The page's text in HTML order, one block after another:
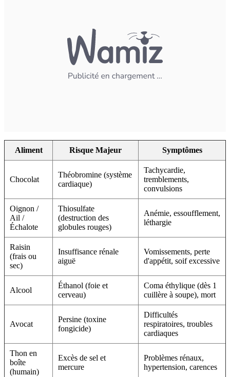
Aliment Risque Majeur Symptômes
Chocolat
Théobromine (système
cardiaque)
Tachycardie,
tremblements,
convulsions
Oignon /
Ail /
Échalote
Thiosulfate
(destruction des
globules rouges)
Anémie, essoufflement,
léthargie
Raisin
(frais ou
sec)
Insuffisance rénale
aiguë
Vomissements, perte
d'appétit, soif excessive
Alcool
Éthanol (foie et
cerveau)
Coma éthylique (dès 1
cuillère à soupe), mort
Avocat
Persine (toxine
fongicide)
Difficultés
respiratoires, troubles
cardiaques
Thon en
boîte
(humain)
Excès de sel et
mercure
Problèmes rénaux,
hypertension, carences